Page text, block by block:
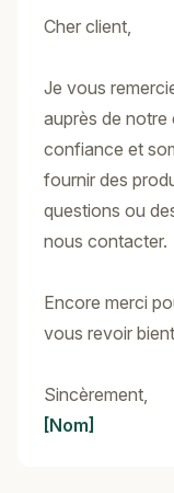
Cher client,
Je vous
auprès de notre
confiance et
fournir des
questions ou
nous contacter.
Encore merci
vous revoir
Sincèrement,
[Nom]